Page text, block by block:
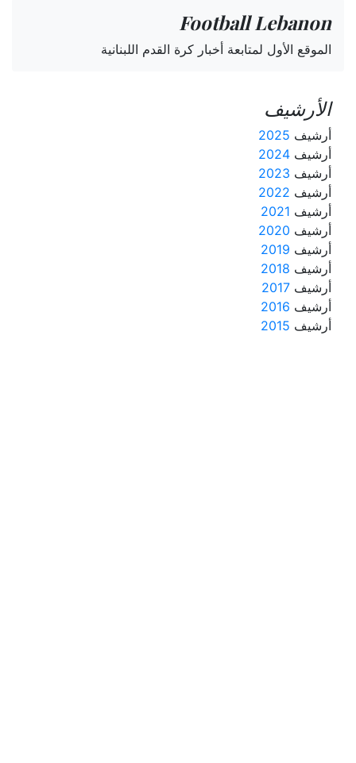
Football Lebanon
الموقع الأول لمتابعة أخبار كرة القدم اللبنانية
الأرشيف
أرشيف 2025
أرشيف 2024
أرشيف 2023
أرشيف 2022
أرشيف 2021
أرشيف 2020
أرشيف 2019
أرشيف 2018
أرشيف 2017
أرشيف 2016
أرشيف 2015